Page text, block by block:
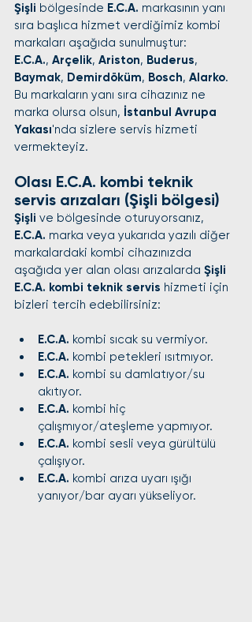
Şişli bölgesinde E.C.A. markasının yanı
sıra başlıca hizmet verdiğimiz kombi
markaları aşağıda sunulmuştur:
E.C.A., Arçelik, Ariston, Buderus,
Baymak, Demirdöküm, Bosch, Alarko.
Bu markaların yanı sıra cihazınız ne
marka olursa olsun, İstanbul Avrupa
Yakası'nda sizlere servis hizmeti
vermekteyiz.
Olası E.C.A. kombi teknik
servis arızaları (Şişli bölgesi)
Şişli ve bölgesinde oturuyorsanız,
E.C.A. marka veya yukarıda yazılı diğer
markalardaki kombi cihazınızda
aşağıda yer alan olası arızalarda Şişli
E.C.A. kombi teknik servis hizmeti için
bizleri tercih edebilirsiniz:
E.C.A. kombi sıcak su vermiyor.
E.C.A. kombi petekleri ısıtmıyor.
E.C.A. kombi su damlatıyor/su
akıtıyor.
E.C.A. kombi hiç
çalışmıyor/ateşleme yapmıyor.
E.C.A. kombi sesli veya gürültülü
çalışıyor.
E.C.A. kombi arıza uyarı ışığı
yanıyor/bar ayarı yükseliyor.